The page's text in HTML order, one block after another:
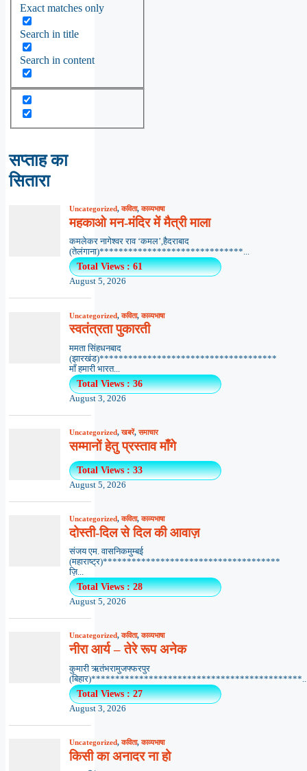
Exact matches only
Search in title
Search in content
सप्ताह का
सितारा
Uncategorized,कविता,काव्यभाषा
महकाओ मन-मंदिर में मैत्री माला
कमलेकर नागेश्वर राव ‘कमल’,हैदराबाद
(तेलंगाना)******************************...
Total Views : 61
August 5, 2026
Uncategorized,कविता,काव्यभाषा
स्वतंत्रता पुकारती
ममता सिंहधनबाद
(झारखंड)*************************************
माँ हमारी भारत...
Total Views : 36
August 3, 2026
Uncategorized,खबरें,समाचार
सम्मानों हेतु प्रस्ताव माँगे
Total Views : 33
August 5, 2026
Uncategorized,कविता,काव्यभाषा
दोस्ती-दिल से दिल की आवाज़
संजय एम. वासनिकमुम्बई
(महाराष्ट्र)*************************************
ज़ि...
Total Views : 28
August 5, 2026
Uncategorized,कविता,काव्यभाषा
नीरा आर्य – तेरे रूप अनेक
कुमारी ऋतंभरामुजफ्फरपुर
Total Views : 27
August 3, 2026
Uncategorized,कविता,काव्यभाषा
किसी का अनादर ना हो